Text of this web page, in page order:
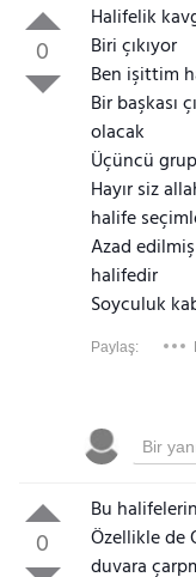
0
Halifelik
Biri çıkıyor
Ben işittim
Bir başkası
olacak
Üçüncü
Hayır siz
halife
Azad
halifedir
Soyculuk
Paylaş:
0
Bu
Özellikle de
duvara